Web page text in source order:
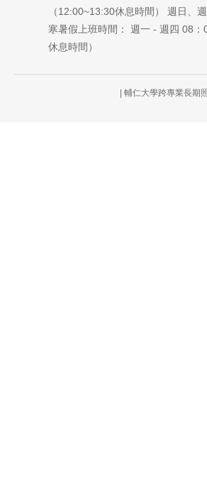
（12:00~13:30休息時間） 週日、
寒暑假上班時間： 週一 - 週四 08
休息時間）
| 輔仁大學跨專業長